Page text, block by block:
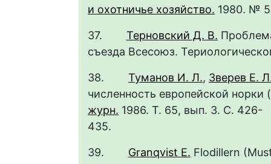
и охотничье хозяйство. 1980. №
37. Терновский Д. В.
съезда Всесоюз.
38. Туманов И. Л., Зверев Е.
численность европейской
журн. 1986. Т. 65, вып. 3. С. 426-
39. Granqvist E. Flodillern